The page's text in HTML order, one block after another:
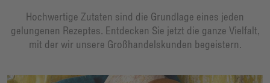
Hochwertige Zutaten sind die Grundlage eines jeden
gelungenen Rezeptes. Entdecken Sie jetzt die ganze Vielfalt,
mit der wir unsere Großhandelskunden begeistern.